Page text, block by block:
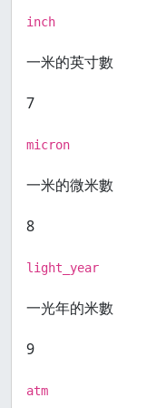
inch
一米的英寸數
7
micron
一米的微米數
8
light_year
一光年的米數
9
atm